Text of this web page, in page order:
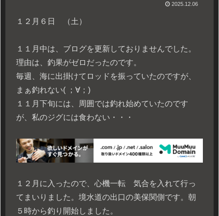
2025.12.06
１２月６日 （土）
１１月中は、ブログを更新しておりませんでした。
理由は、釣果がゼロだったのです。
毎週、海に出掛けてロッドを振っていたのですが、
まぁ釣れない( ；∀；)
１１月下旬には、周囲では釣れ始めていたのです
が、私のジグには食わない・・・
１２月に入ったので、心機一転 気合を入れて行っ
てまいりました。境水道の出口の美保関側です。朝
５時から釣り開始しました。